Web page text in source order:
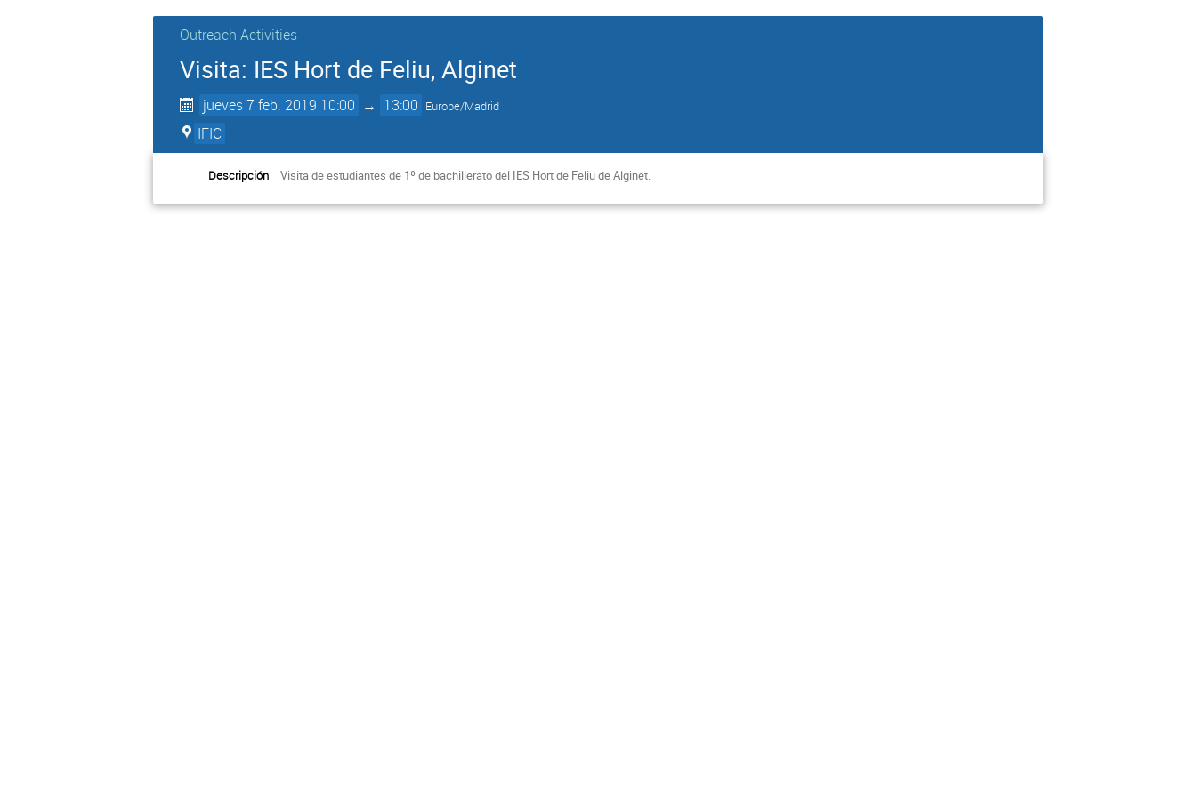
Outreach Activities
Visita: IES Hort de Feliu, Alginet
jueves 7 feb. 2019 10:00 → 13:00 Europe/Madrid
IFIC
Descripción Visita de estudiantes de 1º de bachillerato del IES Hort de Feliu de Alginet.